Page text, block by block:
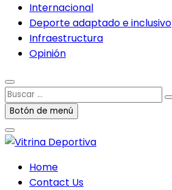
Internacional
Deporte adaptado e inclusivo
Infraestructura
Opinión
Buscar
…Botón de menú
Home
Contact Us